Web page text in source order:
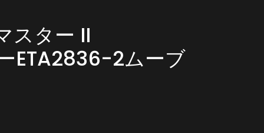
スター II
ETA2836-2ムーブ